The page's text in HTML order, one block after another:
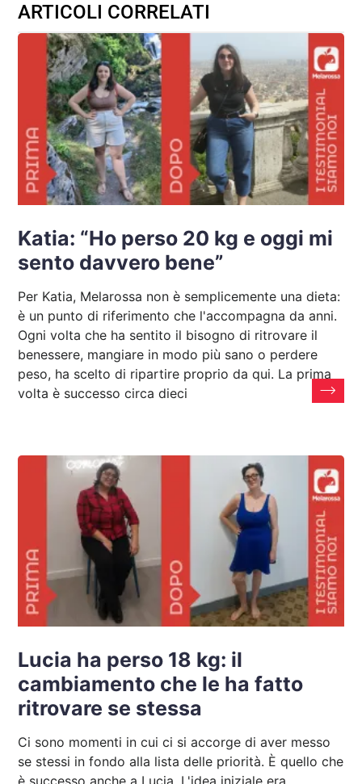
ARTICOLI CORRELATI
Katia: “Ho perso 20 kg e oggi mi
sento davvero bene”
Per Katia, Melarossa non è semplicemente una dieta:
è un punto di riferimento che l'accompagna da anni.
Ogni volta che ha sentito il bisogno di ritrovare il
benessere, mangiare in modo più sano o perdere
peso, ha scelto di ripartire proprio da qui. La prima
volta è successo circa dieci
Lucia ha perso 18 kg: il
cambiamento che le ha fatto
ritrovare se stessa
Ci sono momenti in cui ci si accorge di aver messo
se stessi in fondo alla lista delle priorità. È quello che
è successo anche a Lucia. L'idea iniziale era